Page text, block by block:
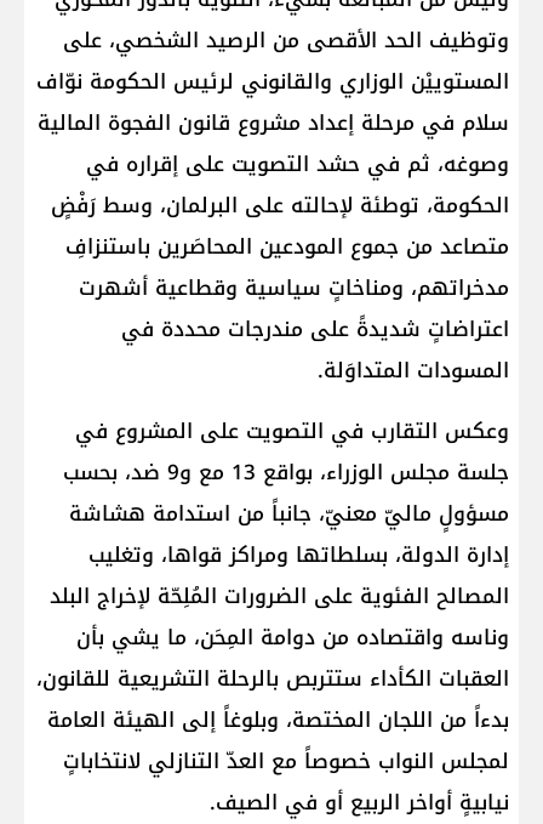
وتوظيف الحد الأقصى من الرصيد الشخصي، على
المستوييْن الوزاري والقانوني لرئيس الحكومة نوّاف
سلام في مرحلة إعداد مشروع قانون الفجوة المالية
وصوغه، ثم في حشد التصويت على إقراره في
الحكومة، توطئة لإحالته على البرلمان، وسط رَفْضٍ
متصاعد من جموع المودعين المحاصَرين باستنزافِ
مدخراتهم، ومناخاتٍ سياسية وقطاعية أشهرت
اعتراضاتٍ شديدةً على مندرجات محددة في
المسودات المتداوَلة.
وعكس التقارب في التصويت على المشروع في
جلسة مجلس الوزراء، بواقع 13 مع و9 ضد، بحسب
مسؤولٍ ماليّ معنيّ، جانباً من استدامة هشاشة
إدارة الدولة، بسلطاتها ومراكز قواها، وتغليب
المصالح الفئوية على الضرورات المُلِحّة لإخراج البلد
وناسه واقتصاده من دوامة المِحَن، ما يشي بأن
العقبات الكأداء ستتربص بالرحلة التشريعية للقانون،
بدءاً من اللجان المختصة، وبلوغاً إلى الهيئة العامة
لمجلس النواب خصوصاً مع العدّ التنازلي لانتخاباتٍ
نيابيةٍ أواخر الربيع أو في الصيف.